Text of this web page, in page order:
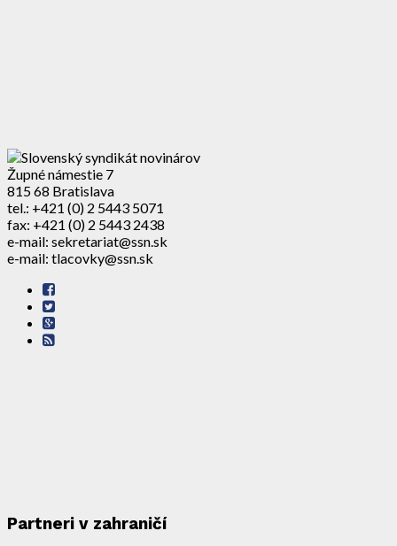
Župné námestie 7
815 68 Bratislava
tel.: +421 (0) 2 5443 5071
fax: +421 (0) 2 5443 2438
e-mail: sekretariat@ssn.sk
e-mail: tlacovky@ssn.sk
Partneri v zahraničí